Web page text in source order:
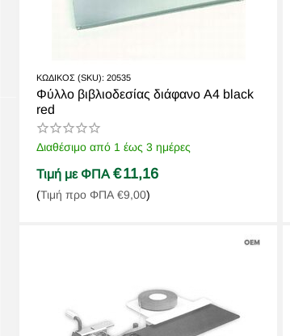
ΚΩΔΙΚΟΣ (SKU): 20535
Φύλλο βιβλιοδεσίας διάφανο Α4 black
red
Διαθέσιμο από 1 έως 3 ημέρες
Τιμή με ΦΠΑ €11,16
(Τιμή προ ΦΠΑ €9,00)